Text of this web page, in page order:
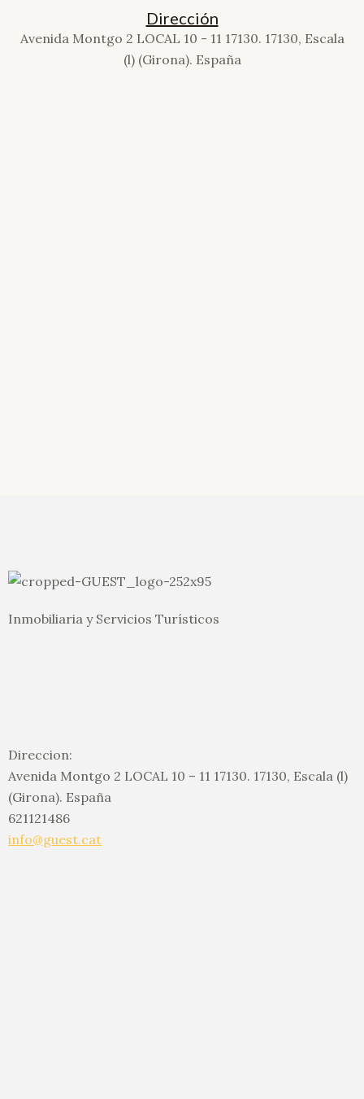
Dirección
Avenida Montgo 2 LOCAL 10 - 11 17130. 17130, Escala
(l) (Girona). España
Inmobiliaria y Servicios Turísticos
Direccion:
Avenida Montgo 2 LOCAL 10 – 11 17130. 17130, Escala (l)
(Girona). España
621121486
info@guest.cat